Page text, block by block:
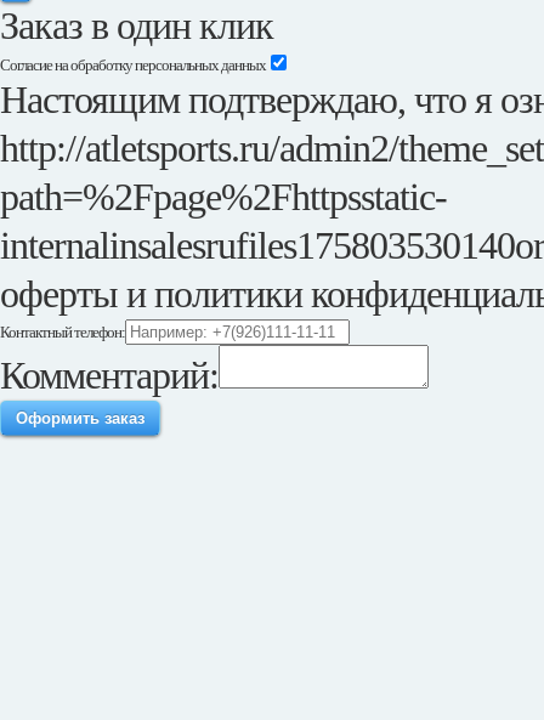
Заказ в один клик
Согласие на обработку персональных данных
Настоящим подтверждаю, что я
http://atletsports.ru/admin2/
path=%2Fpage%2Fhttpsstatic-
оферты и политики
Контактный телефон:
Комментарий:
Оформить заказ